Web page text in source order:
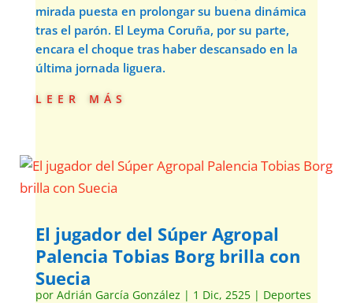
mirada puesta en prolongar su buena dinámica
tras el parón. El Leyma Coruña, por su parte,
encara el choque tras haber descansado en la
última jornada liguera.
leer más
El jugador del Súper Agropal
Palencia Tobias Borg brilla con
Suecia
por Adrián García González | 1 Dic, 2525| Deportes